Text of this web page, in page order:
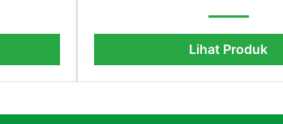
Lihat Produk